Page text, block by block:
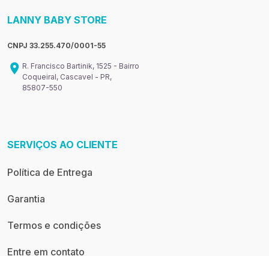
LANNY BABY STORE
CNPJ 33.255.470/0001-55
R. Francisco Bartinik, 1525 - Bairro
Coqueiral, Cascavel - PR,
85807-550
SERVIÇOS AO CLIENTE
Política de Entrega
Garantia
Termos e condições
Entre em contato